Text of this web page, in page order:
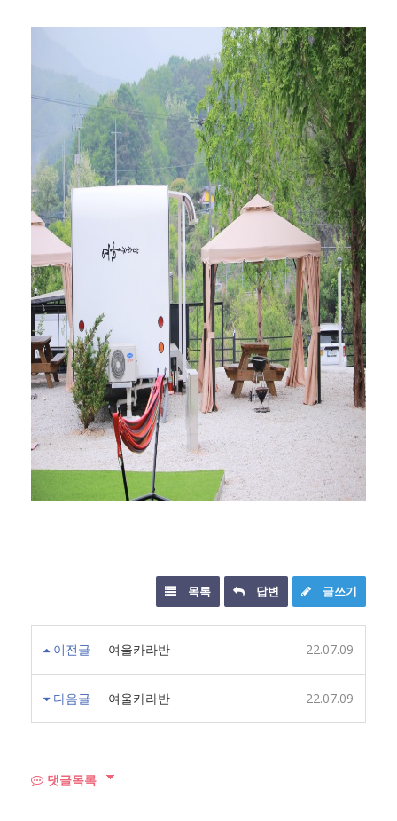
목록 답변 글쓰기
이전글 여울카라반 22.07.09
다음글 여울카라반 22.07.09
댓글목록